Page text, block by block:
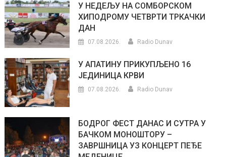
У НЕДЕЉУ НА СОМБОРСКОМ
ХИПОДРОМУ ЧЕТВРТИ ТРКАЧКИ
ДАН
07.08.2026. Radio Dunav
У АПАТИНУ ПРИКУПЉЕНО 16
ЈЕДИНИЦА КРВИ
07.08.2026. Radio Dunav
БОДРОГ ФЕСТ ДАНАС И СУТРА У
БАЧКОМ МОНОШТОРУ –
ЗАВРШНИЦА УЗ КОНЦЕРТ ПЕЂЕ